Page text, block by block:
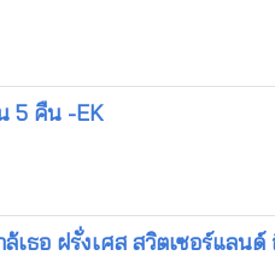
5 คืน -EK
เธอ ฝรั่งเศส สวิตเซอร์แลน